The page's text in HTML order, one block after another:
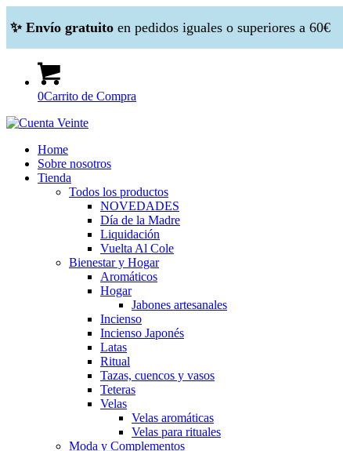
✨ Envío gratuito en pedidos iguales o superiores a 60€
0Carrito de Compra
Home
Sobre nosotros
Tienda
Todos los productos
NOVEDADES
Día de la Madre
Liquidación
Vuelta Al Cole
Bienestar y Hogar
Aromáticos
Hogar
Jabones artesanales
Incienso
Incienso Japonés
Latas
Ritual
Tazas, cuencos y vasos
Teteras
Velas
Velas aromáticas
Velas para rituales
Moda y Complementos